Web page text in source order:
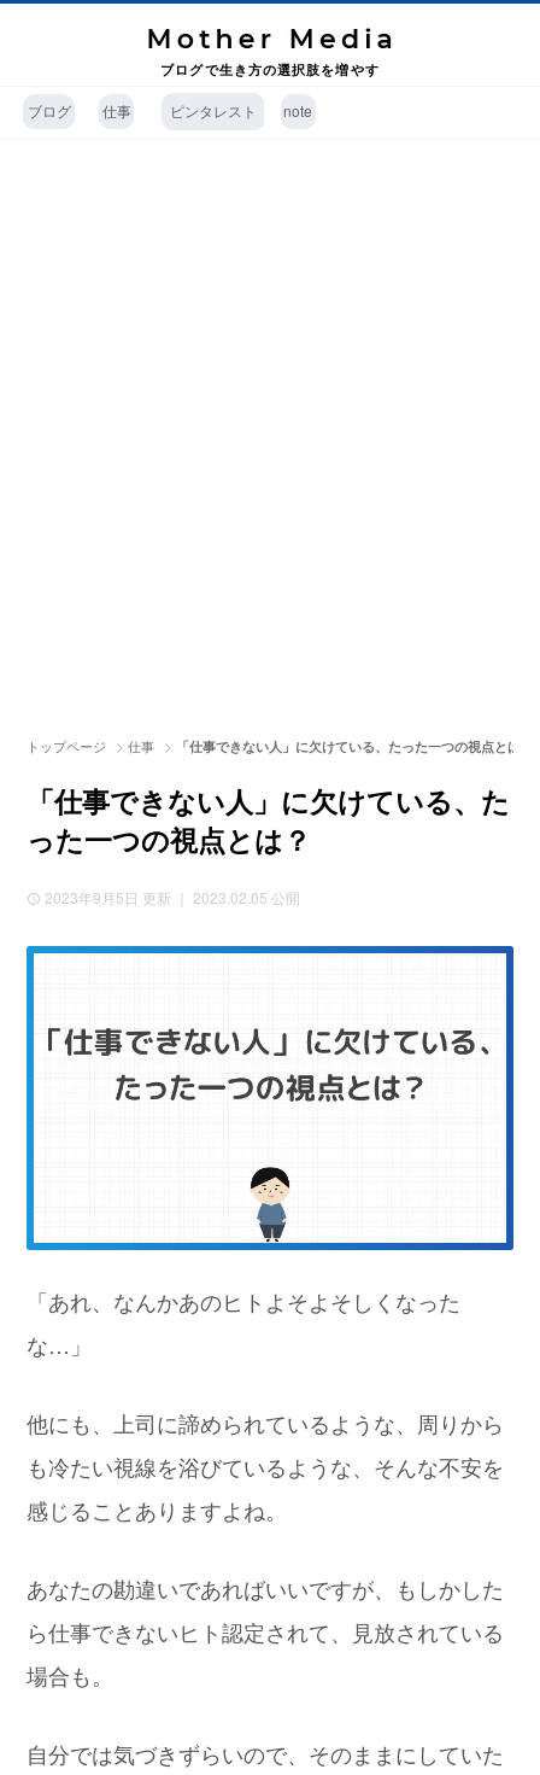
ブログで生き方の選択肢を増やす
ブログ 仕事 ピンタレスト note
トップページ >仕事 > 「仕事できない人」に欠けている、たった一つの視点とは？
「仕事できない人」に欠けている、た
った一つの視点とは？
2023年9月5日 更新 ｜ 2023.02.05 公開
「あれ、なんかあのヒトよそよそしくなった
な…」
他にも、上司に諦められているような、周りから
も冷たい視線を浴びているような、そんな不安を
感じることありますよね。
あなたの勘違いであればいいですが、もしかした
ら仕事できないヒト認定されて、見放されている
場合も。
自分では気づきずらいので、そのままにしていた